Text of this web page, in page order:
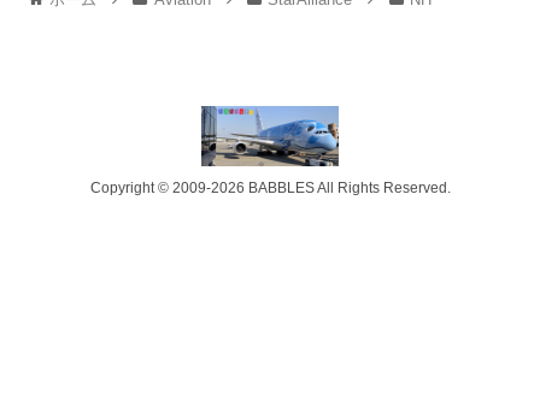
Copyright © 2009-2026 BABBLES All Rights Reserved.